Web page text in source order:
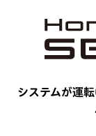
システムが運